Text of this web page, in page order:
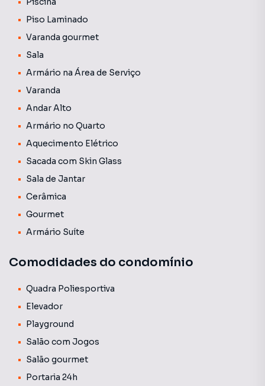
Piso Laminado
Varanda gourmet
Sala
Armário na Área de Serviço
Varanda
Andar Alto
Armário no Quarto
Aquecimento Elétrico
Sacada com Skin Glass
Sala de Jantar
Cerâmica
Gourmet
Armário Suíte
Comodidades do condomínio
Quadra Poliesportiva
Elevador
Playground
Salão com Jogos
Salão gourmet
Portaria 24h